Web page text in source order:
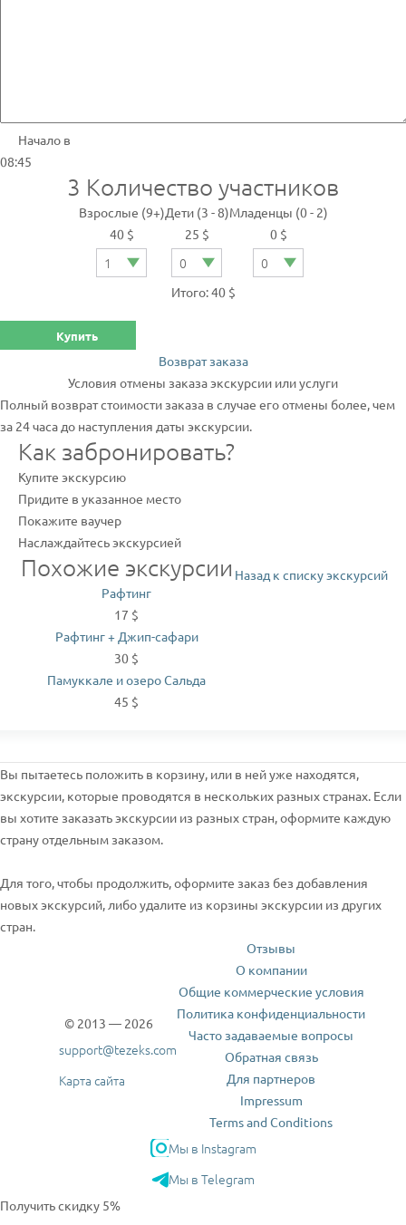
Начало в
08:45
3 Количество участников
Взрослые (9+)
40 $
Дети (3 - 8)
25 $
Младенцы (0 - 2)
0 $
Итого: 40 $
Купить
Возврат заказа
Условия отмены заказа экскурсии или услуги
Полный возврат стоимости заказа в случае его отмены более, чем
за 24 часа до наступления даты экскурсии.
Как забронировать?
Купите экскурсию
Придите в указанное место
Покажите ваучер
Наслаждайтесь экскурсией
Похожие экскурсии
Рафтинг
17 $
Рафтинг + Джип-сафари
30 $
Памуккале и озеро Сальда
45 $
Назад к списку экскурсий
Вы пытаетесь положить в корзину, или в ней уже находятся,
экскурсии, которые проводятся в нескольких разных странах. Если
вы хотите заказать экскурсии из разных стран, оформите каждую
страну отдельным заказом.
Для того, чтобы продолжить, оформите заказ без добавления
новых экскурсий, либо удалите из корзины экскурсии из других
стран.
© 2013 — 2026
support@tezeks.com
Карта сайта
Отзывы
О компании
Общие коммерческие условия
Политика конфиденциальности
Часто задаваемые вопросы
Обратная связь
Для партнеров
Impressum
Terms and Conditions
Мы в Instagram
Мы в Telegram
Получить скидку 5%